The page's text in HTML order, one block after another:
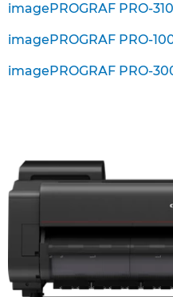
imagePROGRAF PRO-310
imagePROGRAF PRO-
imagePROGRAF PRO-